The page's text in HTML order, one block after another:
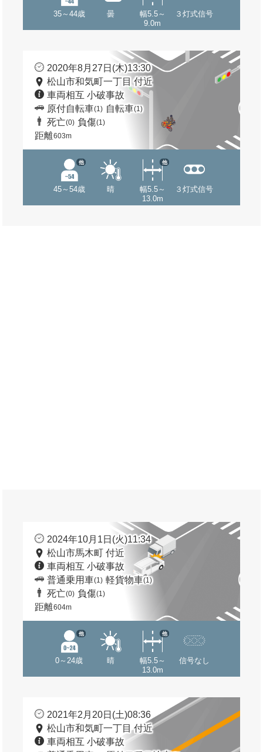
35～44歳 曇
幅5.5～
9.0m
３灯式信号
2020年8月27日(木)13:30
松山市和気町一丁目 付近
車両相互 小破事故
原付自転車(1) 自転車(1)
死亡(0) 負傷(1)
距離603m
45～54歳
他
晴
幅5.5～
13.0m
他
３灯式信号
2024年10月1日(火)11:34
松山市馬木町 付近
車両相互 小破事故
普通乗用車(1) 軽貨物車(1)
死亡(0) 負傷(1)
距離604m
0～24歳
他
晴
幅5.5～
13.0m
他
信号なし
2021年2月20日(土)08:36
松山市和気町一丁目 付近
車両相互 小破事故